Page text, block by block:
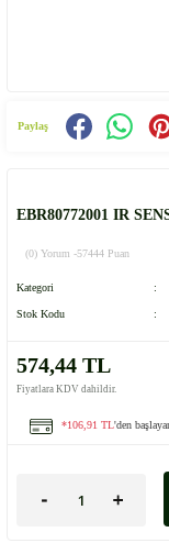
Paylaş
EBR80772001 IR
(0) Yorum -57444 Puan
Kategori
Stok Kodu
574,44 TL
Fiyatlara KDV dahildir.
*106,91 TL'den